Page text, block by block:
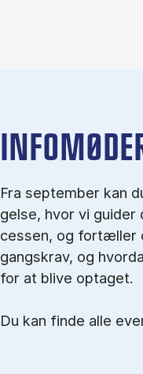
Fra september kan
gel­se, hvor vi
ces­sen, og for­tæl­ler
gangs­krav, og
for at blive optaget.
Du kan finde alle